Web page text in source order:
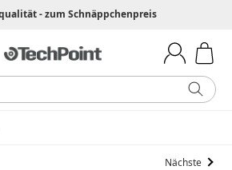
- zum Schnäppchenpreis
Nächste